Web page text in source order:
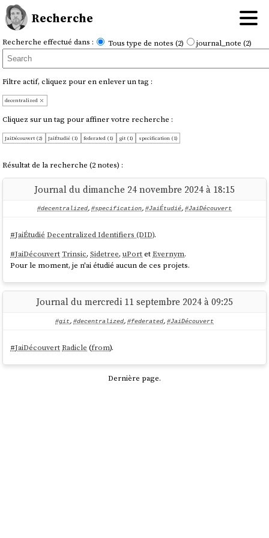
Recherche
Recherche effectué dans : Tous type de notes (2) journal_note (2)
Filtre actif, cliquez pour en enlever un tag :
decentralized
Cliquez sur un tag pour affiner votre recherche :
JaiDécouvert (2) JaiÉtudié (1) federated (1) git (1) specification (1)
Résultat de la recherche (2 notes) :
Journal du dimanche 24 novembre 2024 à 18:15
#decentralized, #specification, #JaiÉtudié, #JaiDécouvert
#JaiÉtudié Decentralized Identifiers (DID).
#JaiDécouvert Trinsic,Sidetree,uPortetEvernym.
Pour le moment, je n'ai étudié aucun de ces projets.
Journal du mercredi 11 septembre 2024 à 09:25
#git, #decentralized, #federated, #JaiDécouvert
#JaiDécouvert Radicle (from).
Dernière page.